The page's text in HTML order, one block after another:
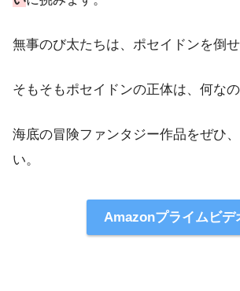
無事のび太たちは、ポセイドンを倒
そもそもポセイドンの正体は、何な
海底の冒険ファンタジー作品をぜひ
い。
Amazonプライムビデ